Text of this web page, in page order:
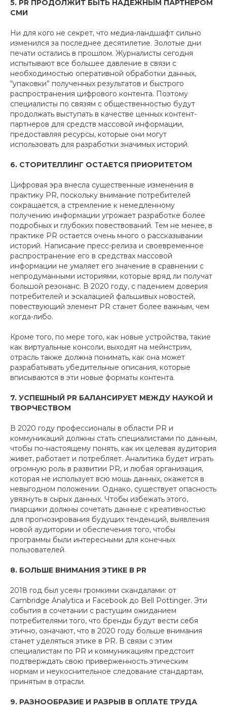
5. PR ПРОДОЛЖИТ БЫТЬ НАДЕЖНЫМ ПАРТНЕРОМ
СМИ
Ни для кого не секрет, что медиа-ландшафт сильно
изменился за последнее десятилетие. Золотые дни
печати остались в прошлом. Журналисты сегодня
испытывают все большее давление в связи с
необходимостью оперативной обработки данных,
“упаковки” полученных результатов и быстрого
распространения цифрового контента. Поэтому
специалисты по связям с общественностью будут
продолжать выступать в качестве ценных контент-
партнеров для средств массовой информации,
предоставляя ресурсы, которые они могут
использовать для разработки значимых историй.
6. СТОРИТЕЛЛИНГ ОСТАЕТСЯ ПРИОРИТЕТОМ
Цифровая эра внесла существенные изменения в
практику PR, поскольку внимание потребителей
сокращается, а стремление к немедленному
получению информации угрожает разработке более
подробных и глубоких повествований. Тем не менее, в
практике PR остается очень много о рассказывании
историй. Написание пресс-релиза и своевременное
распространение его в средствах массовой
информации не умаляет его значение в сравнении с
непродуманными историями, которые вряд ли получат
большой резонанс. В 2020 году, с падением доверия
потребителей и эскалацией фальшивых новостей,
повествующий элемент PR станет более важным, чем
когда-либо.
Кроме того, по мере того, как новые устройства, такие
как виртуальные консоли, выходят на мейнстрим,
отрасль также должна понимать, как она может
разрабатывать убедительные описания, которые
вписываются в эти новые форматы контента.
7. УСПЕШНЫЙ PR БАЛАНСИРУЕТ МЕЖДУ НАУКОЙ И
ТВОРЧЕСТВОМ
В 2020 году профессионалы в области PR и
коммуникаций должны стать специалистами по данным,
чтобы по-настоящему понять, как их целевая аудитория
живет, работает и потребляет. Аналитика будет играть
огромную роль в развитии PR, и любая организация,
которая не использует всю мощь данных, окажется в
невыгодном положении. Однако, существует опасность
увязнуть в сырых данных. Чтобы избежать этого,
пиарщики должны сочетать данные с креативностью
для прогнозирования будущих тенденций, выявления
новой аудитории и обеспечения того, чтобы
программы были интересными для конечных
пользователей.
8. БОЛЬШЕ ВНИМАНИЯ ЭТИКЕ В PR
2018 год был усеян громкими скандалами: от
Cambridge Analytica и Facebook до Bell Pottinger. Эти
события в сочетании с растущим ожиданием
потребителями того, что бренды будут вести себя
этично, означают, что в 2020 году больше внимания
станет уделяться этике в PR. В связи с этим
специалистам по PR и коммуникациям предстоит
подтверждать свою приверженность этическим
нормам и неукоснительное следование стандартам,
принятым в отрасли.
9. РАЗНООБРАЗИЕ И РАЗРЫВ В ОПЛАТЕ ТРУДА